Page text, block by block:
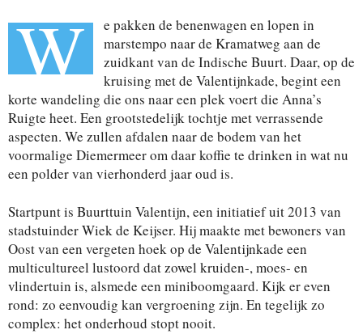
W
e pakken de benenwagen en lopen in
marstempo naar de Kramatweg aan de
zuidkant van de Indische Buurt. Daar, op de
kruising met de Valentijnkade, begint een
korte wandeling die ons naar een plek voert die Anna’s
Ruigte heet. Een grootstedelijk tochtje met verrassende
aspecten. We zullen afdalen naar de bodem van het
voormalige Diemermeer om daar koffie te drinken in wat nu
een polder van vierhonderd jaar oud is.
Startpunt is Buurttuin Valentijn, een initiatief uit 2013 van
stadstuinder Wiek de Keijser. Hij maakte met bewoners van
Oost van een vergeten hoek op de Valentijnkade een
multicultureel lustoord dat zowel kruiden-, moes- en
vlindertuin is, alsmede een miniboomgaard. Kijk er even
rond: zo eenvoudig kan vergroening zijn. En tegelijk zo
complex: het onderhoud stopt nooit.